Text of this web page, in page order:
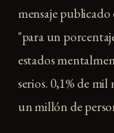
mensaje
"para un
estados
serios. 0,1% de
un millón de